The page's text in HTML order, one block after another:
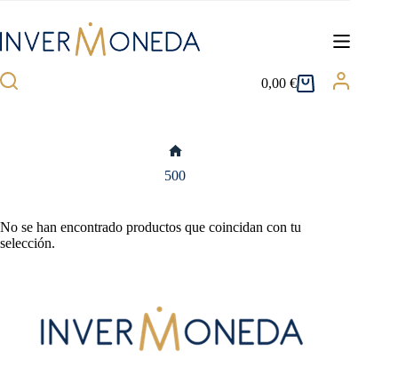
contenido
Carro
0,00€
500
No se han encontrado productos que coincidan con tu
selección.